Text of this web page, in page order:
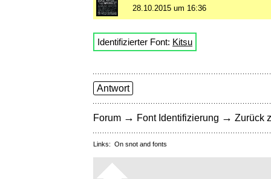
28.10.2015 um 16:36
Identifizierter Font: Kitsu
Antwort
Forum → Font Identifizierung → Zurück
Links: On snot and fonts